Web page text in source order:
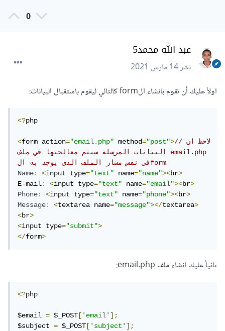
0
عبد الله محمد5
نشر14 مارس 2021
اولاً عليك أن تقوم بانشاء الform كالتالي ليقوم باستقبال البيانات:
<?php
<form action="email.php" method="post">//لاحظ ان
البيانات المرسلة سيتم معالجتها في ملف email.php
في نفس مسار الملف الذي يوجد به الform
Name: <input type="text" name="name"><br>
E-mail: <input type="text" name="email"><br>
Phone: <input type="text" name="phone"><br>
Message: <textarea name="message"></textarea>
<br>
<input type="submit">
</form>
ثانياً عليك انشاء ملف email.php:
<?php
$email = $_POST ['email'];
$subject = $_POST ['subject'];